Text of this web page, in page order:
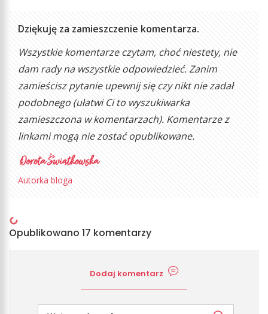
Dziękuję za zamieszczenie komentarza.
Wszystkie komentarze czytam, choć niestety, nie
dam rady na wszystkie odpowiedzieć. Zanim
zamieścisz pytanie upewnij się czy nikt nie zadał
podobnego (ułatwi Ci to wyszukiwarka
zamieszczona w komentarzach). Komentarze z
linkami mogą nie zostać opublikowane.
Autorka bloga
Opublikowano 17 komentarzy
Dodaj komentarz